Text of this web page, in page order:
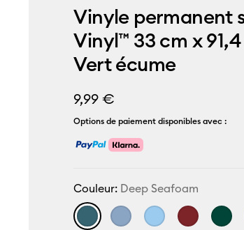
Vinyle permanent
Vinyl™ 33 cm x
Vert écume
9,99 €
Options de paiement disponibles avec :
Couleur: Deep Seafoam